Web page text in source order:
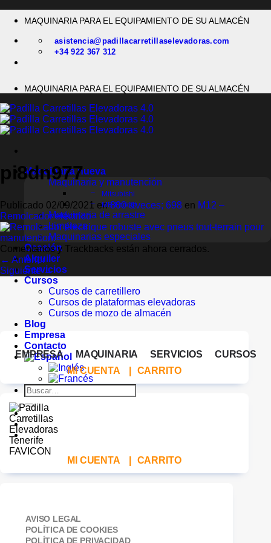
MAQUINARIA PARA EL EQUIPAMIENTO DE SU ALMACÉN
asistencia@padillacarretillaselevadoras.com
+34 922 367 312
MAQUINARIA PARA EL EQUIPAMIENTO DE SU ALMACÉN
Maquinaria nueva
Maquinaria y manutención
Mitsubishi
MB Forklift
Maquinaria de arrastre
Limpieza
Maquinarias especiales
Ocasión
Alquiler
Servicios
Cursos
Cursos de carretillero
Cursos de plataformas elevadoras
Cursos de mozo de almacén
Blog
Empresa
Contacto
Buscar
por:
pi8dn977
Publicado 02/09/2021en800 &veces; 698 en M12 –
Remolcador eléctrico
Comentarios y Trackbacks están ahora cerrados.
← Anterior
Siguiente→
EMPRESA MAQUINARIA SERVICIOS
CURSOS
MI CUENTA
CARRITO
MI CUENTA CARRITO
AVISO LEGAL
POLÍTICA DE COOKIES
POLÍTICA DE PRIVACIDAD